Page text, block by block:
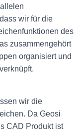
wir für die
des
zusammengehört
organisiert und
wir die
Da Geosi
CAD Produkt ist